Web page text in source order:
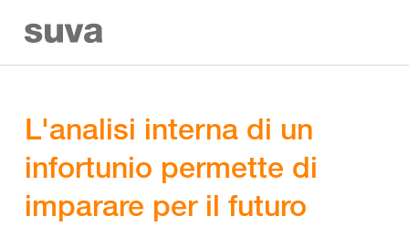
L'analisi interna di un
infortunio permette di
imparare per il futuro